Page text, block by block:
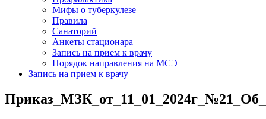
Мифы о туберкулезе
Правила
Санаторий
Анкеты стационара
Запись на прием к врачу
Порядок направления на МСЭ
Запись на прием к врачу